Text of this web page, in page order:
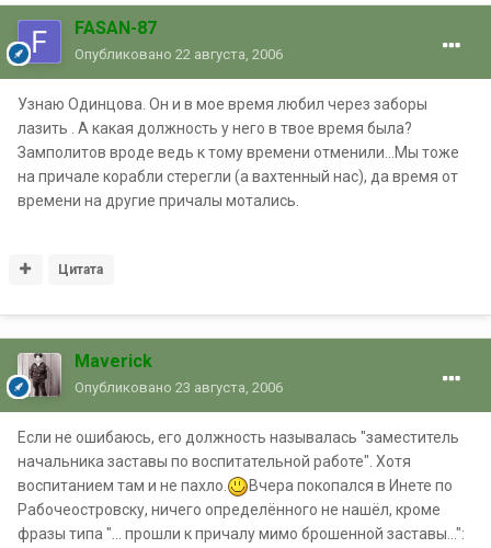
FASAN-87
Опубликовано 22 августа, 2006
Узнаю Одинцова. Он и в мое время любил через заборы
лазить . А какая должность у него в твое время была?
Замполитов вроде ведь к тому времени отменили...Мы тоже
на причале корабли стерегли (а вахтенный нас), да время от
времени на другие причалы мотались.
Цитата
Maverick
Опубликовано 23 августа, 2006
Если не ошибаюсь, его должность называлась "заместитель
начальника заставы по воспитательной работе". Хотя
воспитанием там и не пахло.
Вчера покопался в Инете по
Рабочеостровску, ничего определённого не нашёл, кроме
фразы типа "... прошли к причалу мимо брошенной заставы...":